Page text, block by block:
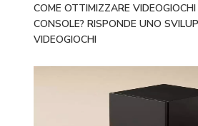
COME OTTIMIZZARE
CONSOLE? RISPONDE UNO
VIDEOGIOCHI